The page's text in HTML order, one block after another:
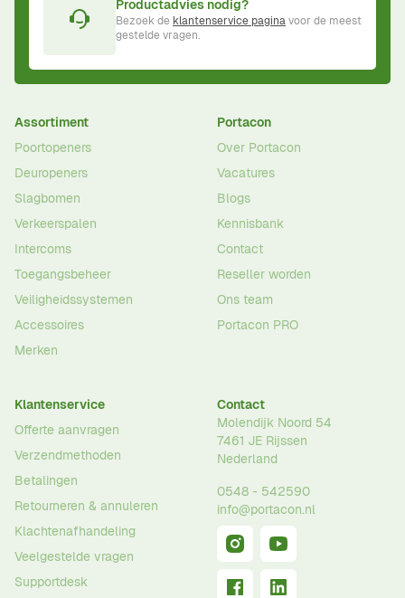
Productadvies nodig?
Bezoek de klantenservice paginavoor de meest
gestelde vragen.
Assortiment
Poortopeners
Deuropeners
Slagbomen
Verkeerspalen
Intercoms
Toegangsbeheer
Veiligheidssystemen
Accessoires
Merken
Portacon
Over Portacon
Vacatures
Blogs
Kennisbank
Contact
Reseller worden
Ons team
Portacon PRO
Klantenservice
Offerte aanvragen
Verzendmethoden
Betalingen
Retourneren & annuleren
Klachtenafhandeling
Veelgestelde vragen
Supportdesk
Contact
Molendijk Noord 54
7461 JE Rijssen
Nederland
0548 - 542590
info@portacon.nl